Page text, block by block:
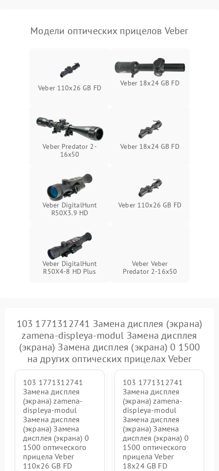
Модели оптических прицелов Veber
Veber 110x26 GB FD
Veber 18x24 GB FD
Veber Predator 2-
16x50
Veber 18x24 GB FD
Veber DigitalHunt
R50X3.9 HD
Veber 110х26 GB FD
Veber DigitalHunt
R50X4-8 HD Plus
Veber Veber
Predator 2-16x50
103 1771312741 Замена дисплея (экрана)
zamena-displeya-modul Замена дисплея
(экрана) Замена дисплея (экрана) 0 1500
на других оптических прицелах Veber
103 1771312741
Замена дисплея
(экрана) zamena-
displeya-modul
Замена дисплея
(экрана) Замена
дисплея (экрана) 0
1500 оптического
прицела Veber
110x26 GB FD
103 1771312741
Замена дисплея
(экрана) zamena-
displeya-modul
Замена дисплея
(экрана) Замена
дисплея (экрана) 0
1500 оптического
прицела Veber
18x24 GB FD